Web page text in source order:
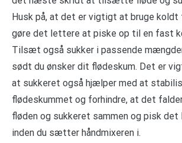
Husk på, at det er vigtigt at bruge koldt
gøre det lettere at piske op til en fast
Tilsæt også sukker i passende
sødt du ønsker dit flødeskum. Det er
at sukkeret også hjælper med at
flødeskummet og forhindre, at det
fløden og sukkeret sammen og pisk det
inden du sætter håndmixeren i.